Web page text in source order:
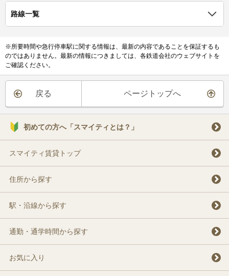
路線一覧
※所要時間や急行停車駅に関する情報は、最新の内容であることを保証するも
のではありません。最新の情報につきましては、各鉄道会社のウェブサイトを
ご確認ください。
戻る ページトップへ
初めての方へ「スマイティとは？」
スマイティ賃貸トップ
住所から探す
駅・沿線から探す
通勤・通学時間から探す
お気に入り